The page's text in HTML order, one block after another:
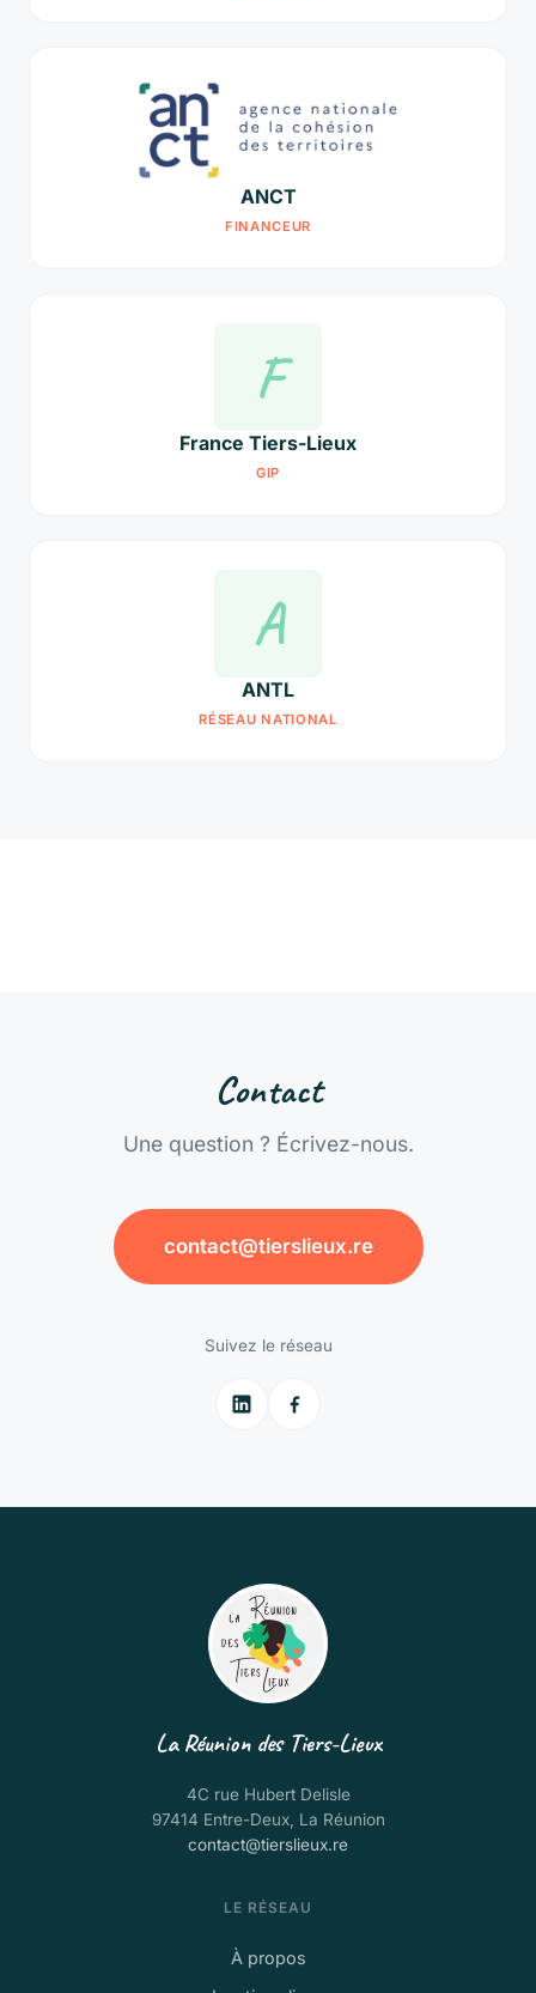
ANCT
FINANCEUR
F
France Tiers-Lieux
GIP
A
ANTL
RÉSEAU NATIONAL
Contact
Une question ? Écrivez-nous.
contact@tierslieux.re
Suivez le réseau
La Réunion des Tiers-Lieux
4C rue Hubert Delisle
97414 Entre-Deux, La Réunion
contact@tierslieux.re
LE RÉSEAU
À propos